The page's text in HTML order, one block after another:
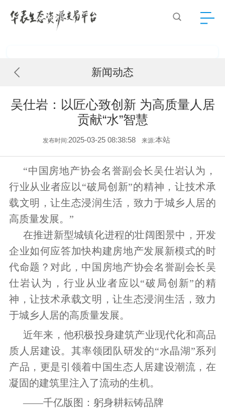
新闻动态
吴仕岩：以匠心致创新 为高质量人居
贡献“水”智慧
发布时间:2025-03-25 08:38:58 来源:本站
“中国房地产协会名誉副会长吴仕岩认为，
行业从业者应以“破局创新”的精神，让技术承
载文明，让生态浸润生活，致力于城乡人居的
高质量发展。”
在推进新型城镇化进程的壮阔图景中，开发
企业如何应答加快构建房地产发展新模式的时
代命题？对此，中国房地产协会名誉副会长吴
仕岩认为，行业从业者应以“破局创新”的精
神，让技术承载文明，让生态浸润生活，致力
于城乡人居的高质量发展。
近年来，他积极投身建筑产业现代化和高品
质人居建设。其率领团队研发的“水晶湖”系列
产品，更是引领着中国生态人居建设潮流，在
凝固的建筑里注入了流动的生机。
——千亿版图：躬身耕耘铸品牌